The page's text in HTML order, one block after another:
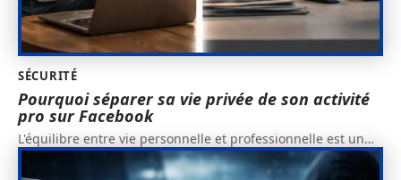
SÉCURITÉ
Pourquoi séparer sa vie privée de son activité
pro sur Facebook
L'équilibre entre vie personnelle et professionnelle est un…